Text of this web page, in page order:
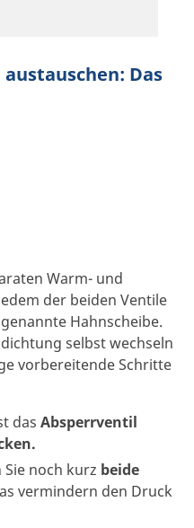
Das
Warm- und
der beiden Ventile
Hahnscheibe.
selbst wechseln
vorbereitende Schritte
das Absperrventil
noch kurz beide
vermindern den Druck